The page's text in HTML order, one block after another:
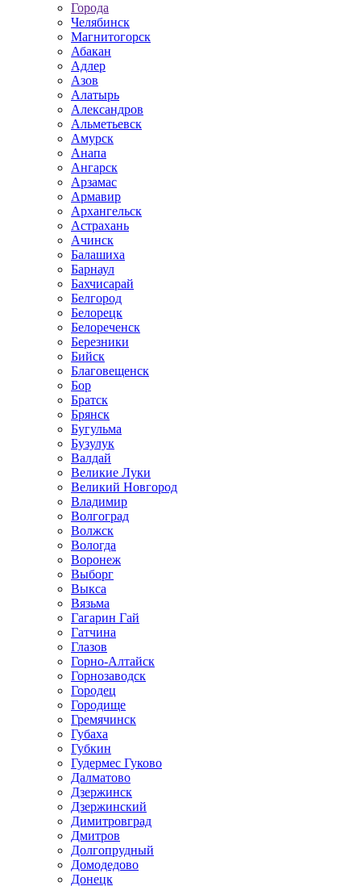
Города
Челябинск
Магнитогорск
Абакан
Адлер
Азов
Алатырь
Александров
Альметьевск
Амурск
Анапа
Ангарск
Арзамас
Армавир
Архангельск
Астрахань
Ачинск
Балашиха
Барнаул
Бахчисарай
Белгород
Белорецк
Белореченск
Березники
Бийск
Благовещенск
Бор
Братск
Брянск
Бугульма
Бузулук
Валдай
Великие Луки
Великий Новгород
Владимир
Волгоград
Волжск
Вологда
Воронеж
Выборг
Выкса
Вязьма
Гагарин Гай
Гатчина
Глазов
Горно-Алтайск
Горнозаводск
Городец
Городище
Гремячинск
Губаха
Губкин
Гудермес Гуково
Далматово
Дзержинск
Дзержинский
Димитровград
Дмитров
Долгопрудный
Домодедово
Донецк